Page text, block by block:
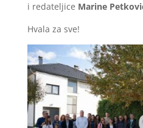
i redateljice Marine
Hvala za sve!